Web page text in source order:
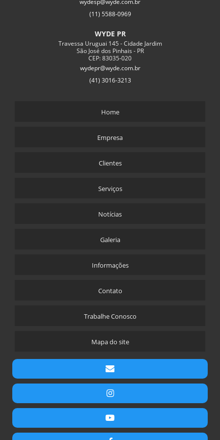
DESMONTE DE ROCHA COM ARGAMASSA EXPANSIVA
EMPRESA DE CONCRETO PROJETADO
RECUPERAÇÃO DE CORTINA ATIRANTADA
SOLO GRAMPEADO COM CONCRETO PROJETADO
SOLO GRAMPEADO PROCESSO EXECUTIVO
ESTACA RAIZ INCLINADA
ESTACA RAIZ EMBUTIDA EM ROCHA
DRENO SUB HORIZONTAL
DRENAGEM PROFUNDA
MICRO ESTACA INJETADA
MICRO ESTACA RAIZ
wydesp@wyde.com.br
(11) 5588-0969
WYDE PR
Travessa Uruguai 145 - Cidade Jardim
São José dos Pinhais - PR
CEP: 83035-020
wydepr@wyde.com.br
(41) 3016-3213
Home
Empresa
Clientes
Serviços
Notícias
Galeria
Informações
Contato
Trabalhe Conosco
Mapa do site